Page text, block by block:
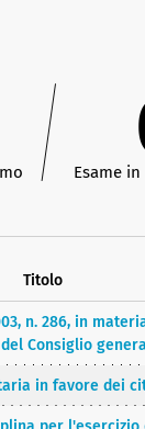
Esame
Titolo
n. 286, in
Consiglio
in favore dei